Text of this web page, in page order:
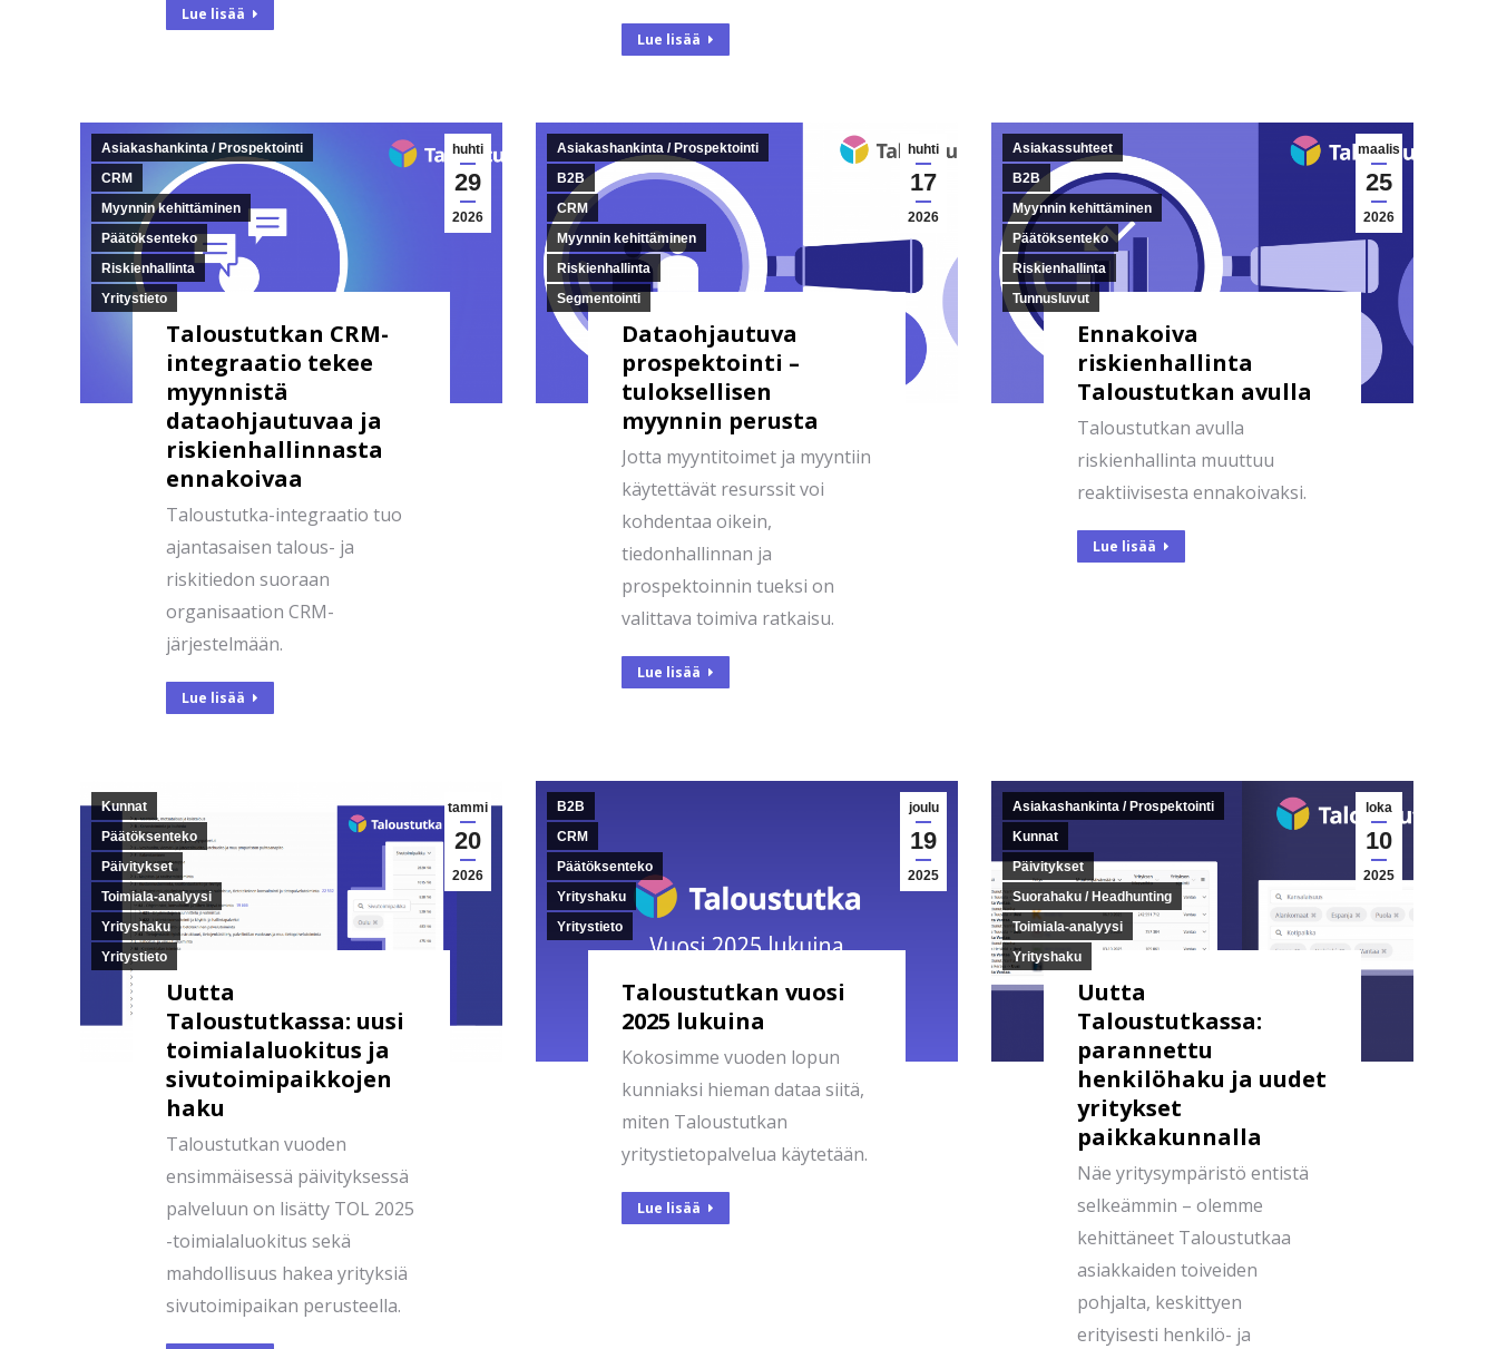
Lue lisää
Lue lisää
huhti
29
2026
Asiakashankinta / Prospektointi
CRM
Myynnin kehittäminen
Päätöksenteko
Riskienhallinta
Yritystieto
Taloustutkan CRM-
integraatio tekee
myynnistä
dataohjautuvaa ja
riskienhallinnasta
ennakoivaa
Taloustutka-integraatio tuo
ajantasaisen talous- ja
riskitiedon suoraan
organisaation CRM-
järjestelmään.
Lue lisää
huhti
17
2026
Asiakashankinta / Prospektointi
B2B
CRM
Myynnin kehittäminen
Riskienhallinta
Segmentointi
Dataohjautuva
prospektointi –
tuloksellisen
myynnin perusta
Jotta myyntitoimet ja myyntiin
käytettävät resurssit voi
kohdentaa oikein,
tiedonhallinnan ja
prospektoinnin tueksi on
valittava toimiva ratkaisu.
Lue lisää
maalis
25
2026
Asiakassuhteet
B2B
Myynnin kehittäminen
Päätöksenteko
Riskienhallinta
Tunnusluvut
Ennakoiva
riskienhallinta
Taloustutkan avulla
Taloustutkan avulla
riskienhallinta muuttuu
reaktiivisesta ennakoivaksi.
Lue lisää
tammi
20
2026
Kunnat
Päätöksenteko
Päivitykset
Toimiala-analyysi
Yrityshaku
Yritystieto
Uutta
Taloustutkassa: uusi
toimialaluokitus ja
sivutoimipaikkojen
haku
Taloustutkan vuoden
ensimmäisessä päivityksessä
palveluun on lisätty TOL 2025
-toimialaluokitus sekä
mahdollisuus hakea yrityksiä
sivutoimipaikan perusteella.
joulu
19
2025
B2B
CRM
Päätöksenteko
Yrityshaku
Yritystieto
Taloustutkan vuosi
2025 lukuina
Kokosimme vuoden lopun
kunniaksi hieman dataa siitä,
miten Taloustutkan
yritystietopalvelua käytetään.
Lue lisää
loka
10
2025
Asiakashankinta / Prospektointi
Kunnat
Päivitykset
Suorahaku / Headhunting
Toimiala-analyysi
Yrityshaku
Uutta
Taloustutkassa:
parannettu
henkilöhaku ja uudet
yritykset
paikkakunnalla
Näe yritysympäristö entistä
selkeämmin – olemme
kehittäneet Taloustutkaa
asiakkaiden toiveiden
pohjalta, keskittyen
erityisesti henkilö- ja